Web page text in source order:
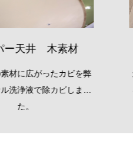
パー バックヤー
ド 天井
を起点に広がったカビ
ナル洗浄液で除カビし
ました。